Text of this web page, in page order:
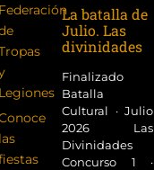
Federación
Legiones
las
La batalla de
Julio. Las
divinidades
Finalizado
Batalla
Cultural · Julio
2026 Las
Divinidades
Concurso 1 ·